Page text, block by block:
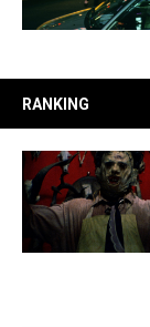
RANKING